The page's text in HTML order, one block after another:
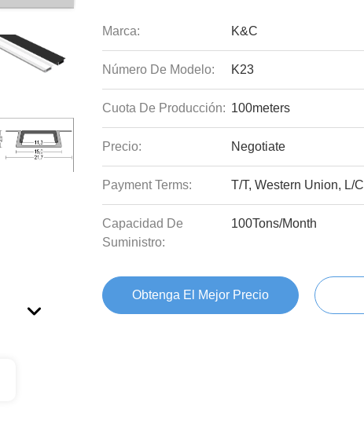
Marca: K&C
Número De Modelo: K23
Cuota De Producción: 100meters
Precio: Negotiate
Payment Terms: T/T, Western Union, L/C
Capacidad De
Suministro:
100Tons/Month
Obtenga El Mejor Precio